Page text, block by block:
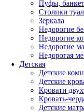
Пуфы,
Столики
Зеркала
Недорогие
Недорогие
Недорогие
Недорогая
Детская
Детские
Детские
Кровати
Кровать-
Детские